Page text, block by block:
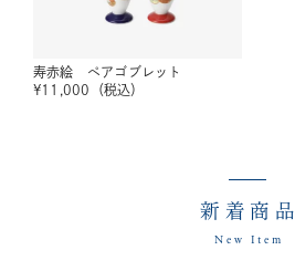
寿赤絵 ペアゴブレット
¥11,000 （税込）
新着商品
New Item